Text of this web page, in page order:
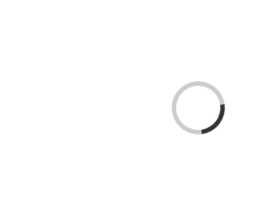
Loading...